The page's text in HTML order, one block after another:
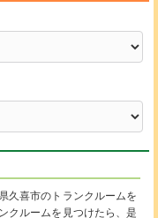
久喜市のトランクルームを
クルームを見つけたら、是